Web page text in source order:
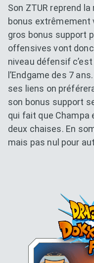
Son ZTUR reprend
bonus extrêmement
gros bonus support
offensives vont
niveau défensif
l’Endgame des 7
ses liens on
son bonus support
qui fait que Champa
deux chaises. En
mais pas nul pour